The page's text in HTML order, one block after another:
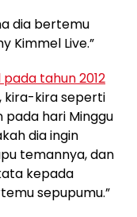
dia bertemu
Kimmel Live.”
tahun 2012
kira-kira seperti
pada hari Minggu
dia ingin
temannya, dan
kepada
sepupumu.”